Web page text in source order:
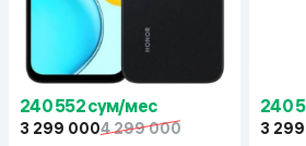
240 552 сум/мес
3 299 0004 299 000
240
3